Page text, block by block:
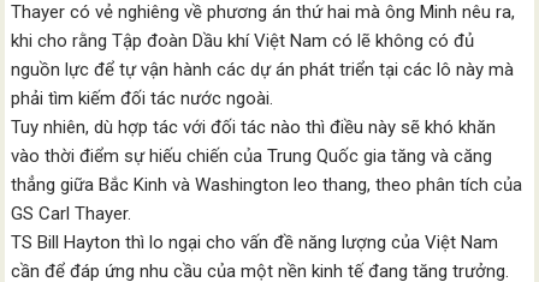
Thayer có vẻ nghiêng về phương án thứ hai mà ông Minh nêu ra,
khi cho rằng Tập đoàn Dầu khí Việt Nam có lẽ không có đủ
nguồn lực để tự vận hành các dự án phát triển tại các lô này mà
phải tìm kiếm đối tác nước ngoài.
Tuy nhiên, dù hợp tác với đối tác nào thì điều này sẽ khó khăn
vào thời điểm sự hiếu chiến của Trung Quốc gia tăng và căng
thẳng giữa Bắc Kinh và Washington leo thang, theo phân tích của
GS Carl Thayer.
TS Bill Hayton thì lo ngại cho vấn đề năng lượng của Việt Nam
cần để đáp ứng nhu cầu của một nền kinh tế đang tăng trưởng.